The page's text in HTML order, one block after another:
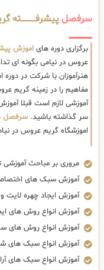
سرفصل
برگزاری دوره های اموزش
عروس در نیامی بگونه ای
هنرآموزان با شرکت در
مفاهیم را در زمینه گریم
آموزشی لازم است قبلا
سر گذاشته باشید.سرفصل
اموزشگاه گریم عروس در
مروری بر مباحث آموزشی
آموزش سبک های اختصاصی
آموزش ایجاد چهره
آموزش انواع روش های
آموزش انواع روش های
آموزش انواع سبک های
آموزش انواع سبک های